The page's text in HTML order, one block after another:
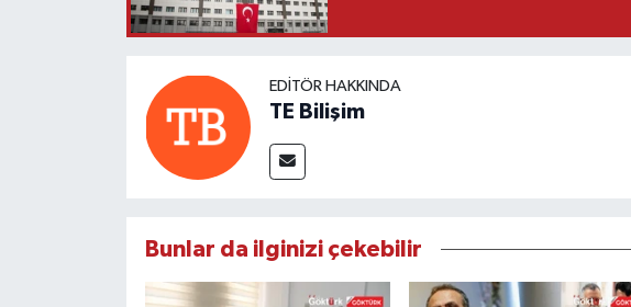
EDITÖR HAKKINDA
TE Bilişim
Bunlar da ilginizi çekebilir